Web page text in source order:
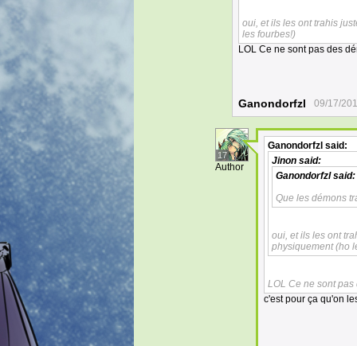
oui, et ils les ont trahis
les fourbes!)
LOL Ce ne sont pas des
Ganondorfzl 09/17/
17
Author
Ganondorfzl said:
Jinon said:
Ganondorfzlsaid:
Que les démons
oui, et ils les ont
physiquement (ho
LOL Ce ne sont
c'est pour ça qu'on